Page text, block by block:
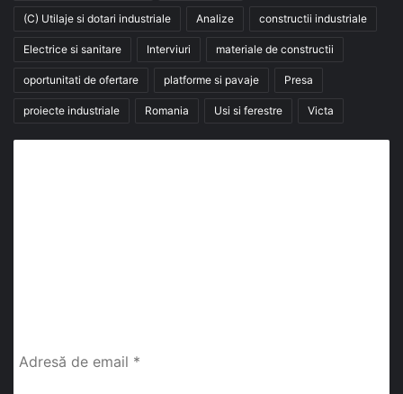
(C) Utilaje si dotari industriale Analize constructii industriale
Electrice si sanitare Interviuri materiale de constructii
oportunitati de ofertare platforme si pavaje Presa
proiecte industriale Romania Usi si ferestre Victa